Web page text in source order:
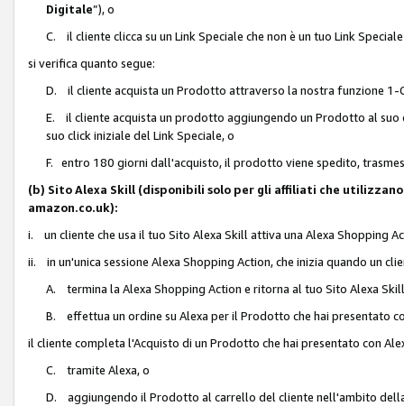
Digitale”), o
C. il cliente clicca su un Link Speciale che non è un tuo Link
si verifica quanto segue:
D. il cliente acquista un Prodotto attraverso la nostra funzione 1-
E. il cliente acquista un prodotto aggiungendo un Prodotto al
suo click iniziale del Link Speciale, o
F. entro 180 giorni dall'acquisto, il prodotto viene spedito,
(b) Sito Alexa Skill (disponibili solo per gli affiliati che
amazon.co.uk):
i. un cliente che usa il tuo Sito Alexa Skill attiva una Alexa Shopping
ii. in un'unica sessione Alexa Shopping Action, che inizia quando un
A. termina la Alexa Shopping Action e ritorna al tuo Sito Alexa
B. effettua un ordine su Alexa per il Prodotto che hai presentato
il cliente completa l'Acquisto di un Prodotto che hai presentato con
C. tramite Alexa, o
D. aggiungendo il Prodotto al carrello del cliente nell'ambito